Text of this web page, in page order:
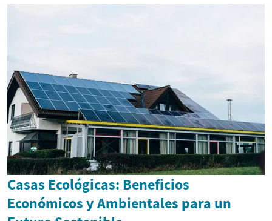
Casas Ecológicas: Beneficios
Económicos y Ambientales para un